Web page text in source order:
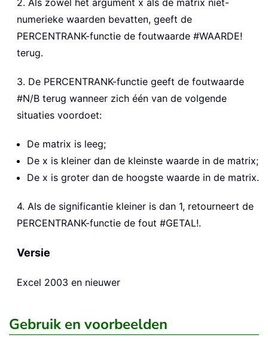
2. Als zowel het argument x als de matrix niet-
numerieke waarden bevatten, geeft de
PERCENTRANK-functie de foutwaarde #WAARDE!
terug.
3. De PERCENTRANK-functie geeft de foutwaarde
#N/B terug wanneer zich één van de volgende
situaties voordoet:
De matrix is leeg;
De x is kleiner dan de kleinste waarde in de matrix;
De x is groter dan de hoogste waarde in de matrix.
4. Als de significantie kleiner is dan 1, retourneert de
PERCENTRANK-functie de fout #GETAL!.
Versie
Excel 2003 en nieuwer
Gebruik en voorbeelden